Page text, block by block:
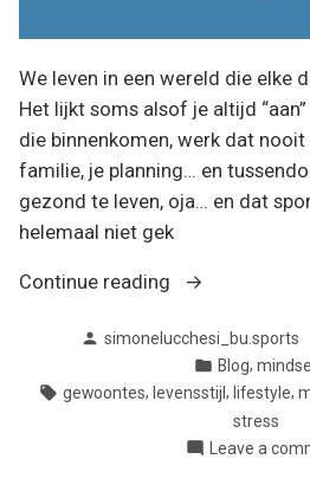
We leven in een wereld die elke
Het lijkt soms alsof je altijd
die binnenkomen, werk dat
familie, je planning… en
gezond te leven, oja… en dat
helemaal niet gek
Continue reading
“Mindfulness
Stress-
less”
Posted
simonelucchesi_bu.sports
Posted
in
Blog,
Tags:
gewoontes, levensstijl , lifestyle,
stress
Leave a